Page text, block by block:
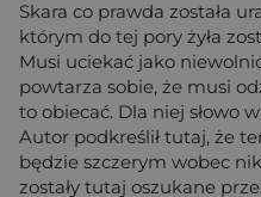
Skara co prawda została
którym do tej pory żyła
Musi uciekać jako
powtarza sobie, że musi
to obiecać. Dla niej słowo
Autor podkreślił tutaj, że
będzie szczerym wobec
zostały tutaj oszukane